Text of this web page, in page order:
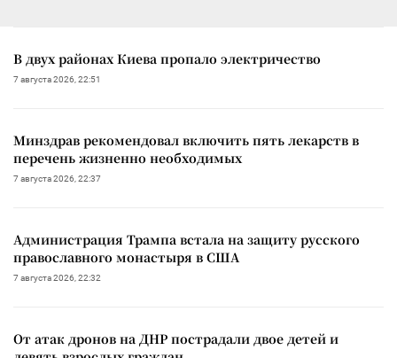
В двух районах Киева пропало электричество
7 августа 2026, 22:51
Минздрав рекомендовал включить пять лекарств в
перечень жизненно необходимых
7 августа 2026, 22:37
Администрация Трампа встала на защиту русского
православного монастыря в США
7 августа 2026, 22:32
От атак дронов на ДНР пострадали двое детей и